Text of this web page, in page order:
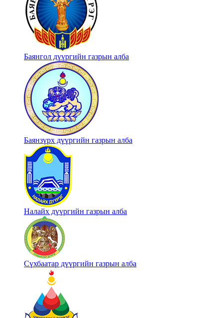
Баянгол дүүргийн газрын алба
Баянзүрх дүүргийн газрын алба
Налайх дүүргийн газрын алба
Сүхбаатар дүүргийн газрын алба